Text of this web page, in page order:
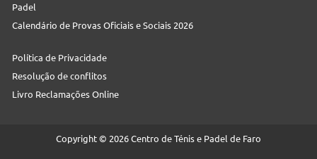
Padel
Calendário de Provas Oficiais e Sociais 2026
Política de Privacidade
Resolução de conflitos
Livro Reclamações Online
Copyright © 2026 Centro de Ténis e Padel de Faro